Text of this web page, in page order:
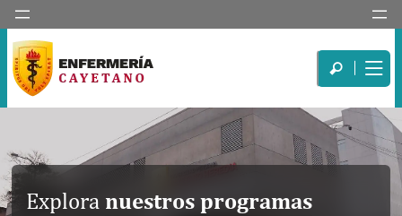
Explora nuestros programas